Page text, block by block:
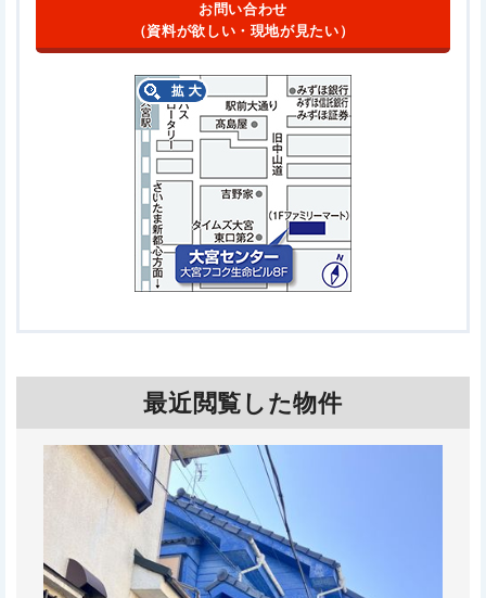
お問い合わせ
（資料が欲しい・現地が見たい）
最近閲覧した物件